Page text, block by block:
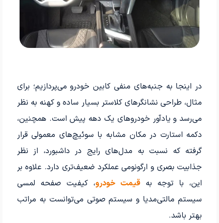
در اینجا به جنبه‌های منفی کابین خودرو می‌پردازیم؛ برای
مثال، طراحی نشانگرهای کلاستر بسیار ساده و کهنه به نظر
می‌رسد و یادآور خودروهای یک دهه پیش است. همچنین،
دکمه استارت در مکان مشابه با سوئیچ‌های معمولی قرار
گرفته که نسبت به مدل‌های رایج در داشبورد، از نظر
جذابیت بصری و ارگونومی عملکرد ضعیف‌تری دارد. علاوه بر
این، با توجه بهقیمت خودرو، کیفیت صفحه لمسی
سیستم مالتی‌مدیا و سیستم صوتی می‌توانست به مراتب
بهتر باشد.